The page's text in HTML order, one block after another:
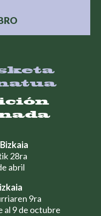
28ra
abril
9ra
al 9 de octubre